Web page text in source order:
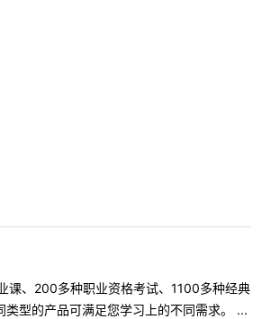
课、200多种职业资格考试、1100多种经典
型的产品可满足您学习上的不同需求。 ...